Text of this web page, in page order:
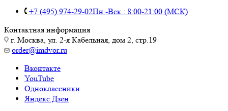
+7 (495) 974-29-02Пн.-Вск.: 8:00-21:00 (МСК)
Контактная информация
г. Москва, ул. 2-я Кабельная, дом 2, стр.19
order@imdvor.ru
Вконтакте
YouTube
Одноклассники
Яндекс.Дзен